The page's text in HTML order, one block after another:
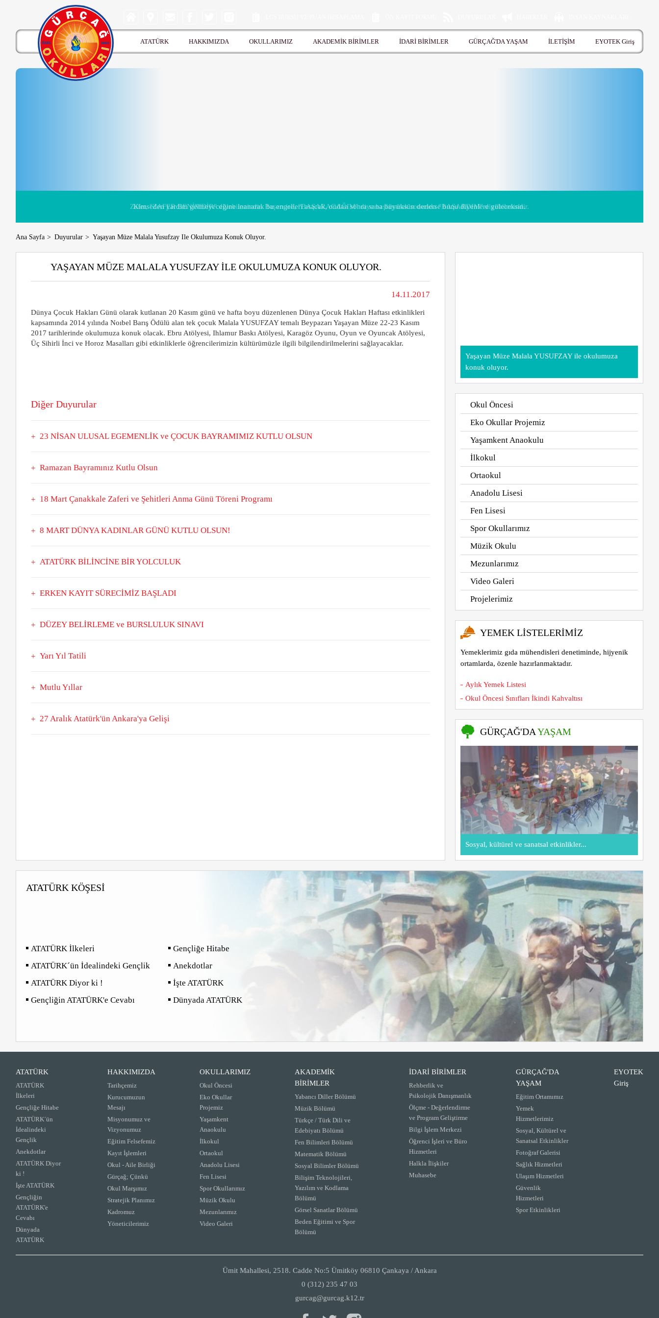
ATATÜRK HAKKIMIZDA OKULLARIMIZ AKADEMİK BİRİMLER İDARİ BİRİMLER GÜRÇAĞ'DA YAŞAM İLETİŞİM EYOTEK Giriş
Kimseden yardim gelmeyeceğine inanarak bu engelleri asacak, ondan sonra sana büyüksün derlerse bunu diyenlere güleceksin.
Ana Sayfa Duyurular Yaşayan Müze Malala Yusufzay Ile Okulumuza Konuk Oluyor.
YAŞAYAN MÜZE MALALA YUSUFZAY ILE OKULUMUZA KONUK OLUYOR.
14.11.2017
Dünya Çocuk Hakları Günü olarak kutlanan 20 Kasım günü ve hafta boyu düzenlenen Dünya Çocuk Hakları Haftası etkinlikleri
kapsamında 2014 yılında Noıbel Barış Ödülü alan tek çocuk Malala YUSUFZAY temalı Beypazarı Yaşayan Müze 22-23 Kasım
2017 tarihlerinde okulumuza konuk olacak. Ebru Atölyesi, Ihlamur Baskı Atölyesi, Karagöz Oyunu, Oyun ve Oyuncak Atölyesi,
Üç Sihirli İnci ve Horoz Masalları gibi etkinliklerle öğrencilerimizin kültürümüzle ilgili bilgilendirilmelerini sağlayacaklar.
Diğer Duyurular
23 NİSAN ULUSAL EGEMENLİK ve ÇOCUK BAYRAMIMIZ KUTLU OLSUN
Ramazan Bayramınız Kutlu Olsun
18 Mart Çanakkale Zaferi ve Şehitleri Anma Günü Töreni Programı
8 MART DÜNYA KADINLAR GÜNÜ KUTLU OLSUN!
ATATÜRK BİLİNCİNE BİR YOLCULUK
ERKEN KAYIT SÜRECİMİZ BAŞLADI
DÜZEY BELİRLEME ve BURSLULUK SINAVI
Yarı Yıl Tatili
Mutlu Yıllar
27 Aralık Atatürk'ün Ankara'ya Gelişi
Yaşayan Müze Malala YUSUFZAY ile okulumuza
konuk oluyor.
Okul Öncesi
Eko Okullar Projemiz
Yaşamkent Anaokulu
İlkokul
Ortaokul
Anadolu Lisesi
Fen Lisesi
Spor Okullarımız
Müzik Okulu
Mezunlarımız
Video Galeri
Projelerimiz
YEMEK LISTELERIMIZ
Yemeklerimiz gıda mühendisleri denetiminde, hijyenik
ortamlarda, özenle hazırlanmaktadır.
Aylık Yemek Listesi
Okul Öncesi Sınıfları İkindi Kahvaltısı
GÜRÇAĞ'DAYAŞAM
Sosyal, kültürel ve sanatsal etkinlikler...
ATATÜRK KÖŞESI
ATATÜRK İlkeleri
Gençliğe Hitabe
ATATÜRK´ün İdealindeki Gençlik
Anekdotlar
ATATÜRK Diyor ki !
İşte ATATÜRK
Gençliğin ATATÜRK'e Cevabı
Dünyada ATATÜRK
ATATÜRK
ATATÜRK
İlkeleri
Gençliğe Hitabe
ATATÜRK´ün
İdealindeki
Gençlik
Anekdotlar
ATATÜRK Diyor
ki !
İşte ATATÜRK
Gençliğin
ATATÜRK'e
Cevabı
Dünyada
ATATÜRK
HAKKIMIZDA
Tarihçemiz
Kurucumuzun
Mesajı
Misyonumuz ve
Vizyonumuz
Eğitim Felsefemiz
Kayıt İşlemleri
Okul - Aile Birliği
Gürçağ; Çünkü
Okul Marşımız
Stratejik Planımız
Kadromuz
Yöneticilerimiz
OKULLARIMIZ
Okul Öncesi
Eko Okullar
Projemiz
Yaşamkent
Anaokulu
İlkokul
Ortaokul
Anadolu Lisesi
Fen Lisesi
Spor Okullarımız
Müzik Okulu
Mezunlarımız
Video Galeri
AKADEMİK
BİRİMLER
Yabancı Diller Bölümü
Müzik Bölümü
Türkçe / Türk Dili ve
Edebiyatı Bölümü
Fen Bilimleri Bölümü
Matematik Bölümü
Sosyal Bilimler Bölümü
Bilişim Teknolojileri,
Yazılım ve Kodlama
Bölümü
Görsel Sanatlar Bölümü
Beden Eğitimi ve Spor
Bölümü
İDARİ BİRİMLER
Rehberlik ve
Psikolojik Danışmanlık
Ölçme - Değerlendirme
ve Program Geliştirme
Bilgi İşlem Merkezi
Öğrenci İşleri ve Büro
Hizmetleri
Halkla İlişkiler
Muhasebe
GÜRÇAĞ'DA
YAŞAM
Eğitim Ortamımız
Yemek
Hizmetlerimiz
Sosyal, Kültürel ve
Sanatsal Etkinlikler
Fotoğraf Galerisi
Sağlık Hizmetleri
Ulaşım Hizmetleri
Güvenlik
Hizmetleri
Spor Etkinlikleri
EYOTEK
Giriş
Ümit Mahallesi, 2518. Cadde No:5 Ümitköy 06810 Çankaya / Ankara
0 (312) 235 47 03
gurcag@gurcag.k12.tr